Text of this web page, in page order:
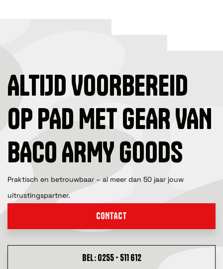
ALTIJD VOORBEREID
OP PAD MET GEAR VAN
BACO ARMY GOODS
Praktisch en betrouwbaar – al meer dan 50 jaar jouw
uitrustingspartner.
CONTACT
BEL: 0255 - 511 612